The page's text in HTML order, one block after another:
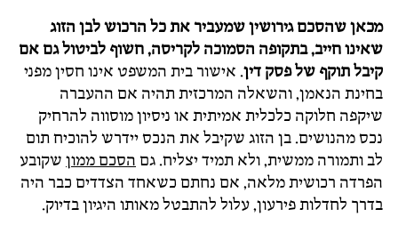
מכאן שהסכם גירושין שמעביר את כל הרכוש לבן הזוג
שאינו חייב, בתקופה הסמוכה לקריסה, חשוף לביטול גם אם
קיבל תוקף של פסק דין. אישור בית המשפט אינו חסין מפני
בחינת הנאמן, והשאלה המרכזית תהיה אם ההעברה
שיקפה חלוקה כלכלית אמיתית או ניסיון מוסווה להרחיק
נכס מהנושים. בן הזוג שקיבל את הנכס יידרש להוכיח תום
לב ותמורה ממשית, ולא תמיד יצליח. גם הסכם ממון שקובע
הפרדה רכושית מלאה, אם נחתם כשאחד הצדדים כבר היה
בדרך לחדלות פירעון, עלול להתבטל מאותו היגיון בדיוק.